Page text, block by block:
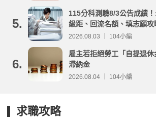
5.
115分科測驗8/3公告成績
級距、回流名額、填志願
分析
2026.08.03 ｜ 104小編
6.
雇主若拒絕勞工「自提退
滯納金
2026.08.04 ｜ 104小編
求職攻略